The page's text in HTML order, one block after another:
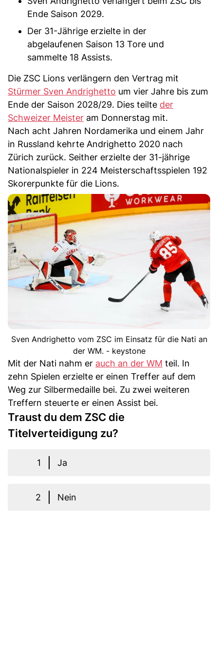
Ende Saison 2029.
Der 31-Jährige erzielte in der
abgelaufenen Saison 13 Tore und
sammelte 18 Assists.
Die ZSC Lions verlängern den Vertrag mit
Stürmer Sven Andrighetto um vier Jahre bis zum
Ende der Saison 2028/29. Dies teilte der
Schweizer Meister am Donnerstag mit.
Nach acht Jahren Nordamerika und einem Jahr
in Russland kehrte Andrighetto 2020 nach
Zürich zurück. Seither erzielte der 31-jährige
Nationalspieler in 224 Meisterschaftsspielen 192
Skorerpunkte für die Lions.
Sven Andrighetto vom ZSC im Einsatz für die Nati an
der WM. - keystone
Mit der Nati nahm er auch an der WM teil. In
zehn Spielen erzielte er einen Treffer auf dem
Weg zur Silbermedaille bei. Zu zwei weiteren
Treffern steuerte er einen Assist bei.
Traust du dem ZSC die
Titelverteidigung zu?
1 Ja
2 Nein